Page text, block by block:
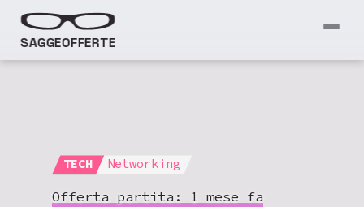
SAGGEOFFERTE
TECH Networking
Offerta partita: 1 mese fa